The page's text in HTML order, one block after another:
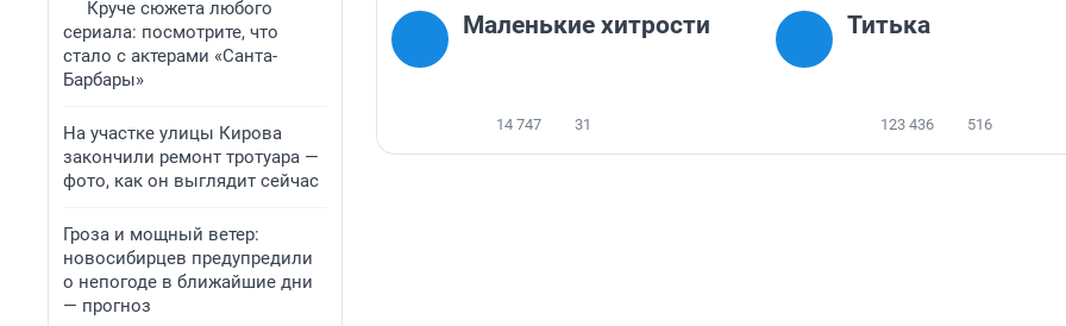
Круче сюжета любого
сериала: посмотрите, что
стало с актерами «Санта-
Барбары»
На участке улицы Кирова
закончили ремонт тротуара —
фото, как он выглядит сейчас
Гроза и мощный ветер:
новосибирцев предупредили
о непогоде в ближайшие дни
— прогноз
Маленькие хитрости
14 747 31
Титька
123 436 516